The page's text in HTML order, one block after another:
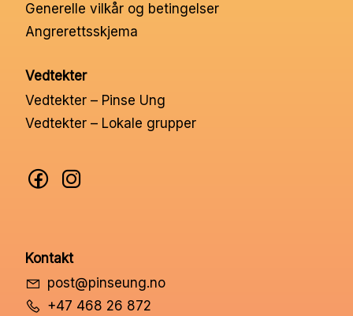
Generelle vilkår og betingelser
Angrerettsskjema
Vedtekter
Vedtekter – Pinse Ung
Vedtekter – Lokale grupper
Kontakt
post@pinseung.no
+47 468 26 872
Kontakt oss
Medlemssystem
Min konto